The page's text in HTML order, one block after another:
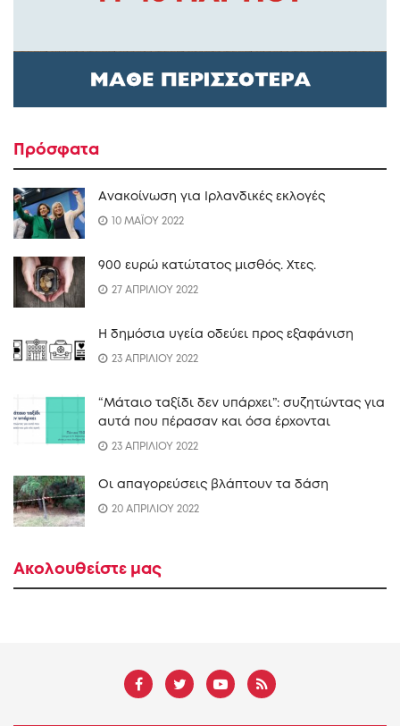
Πρόσφατα
Ανακοίνωση για Ιρλανδικές εκλογές
10 ΜΑΪΟΥ 2022
900 ευρώ κατώτατος μισθός. Xτες.
27 ΑΠΡΙΛΙΟΥ 2022
Η δημόσια υγεία οδεύει προς εξαφάνιση
23 ΑΠΡΙΛΙΟΥ 2022
“Mάταιο ταξίδι δεν υπάρχει”: συζητώντας για
αυτά που πέρασαν και όσα έρχονται
23 ΑΠΡΙΛΙΟΥ 2022
Οι απαγορεύσεις βλάπτουν τα δάση
20 ΑΠΡΙΛΙΟΥ 2022
Ακολουθείστε μας